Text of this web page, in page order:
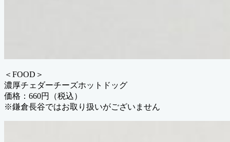
＜FOOD＞
濃厚チェダーチーズホットドッグ
価格：660円（税込）
※鎌倉長谷ではお取り扱いがございません